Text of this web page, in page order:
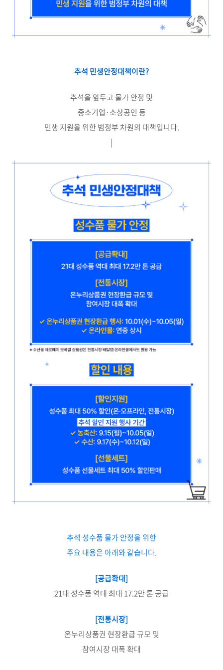
추석 민생안정대책이란?
추석을 앞두고 물가 안정 및
중소기업·소상공인 등
민생 지원을 위한 범정부 차원의 대책입니다.
|
추석 성수품 물가 안정을 위한
주요 내용은 아래와 같습니다.
[공급확대]
21대 성수품 역대 최대 17.2만 톤 공급
[전통시장]
온누리상품권 현장환급 규모 및
참여시장 대폭 확대